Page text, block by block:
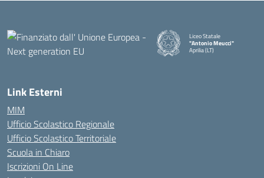
Liceo Statale
"Antonio Meucci"
Aprilia (LT)
Link Esterni
MIM
Ufficio Scolastico Regionale
Ufficio Scolastico Territoriale
Scuola in Chiaro
Iscrizioni On Line